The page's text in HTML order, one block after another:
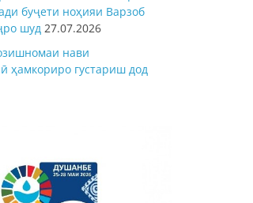
буҷети ноҳияи Варзоб
шуд 27.07.2026
нави
ҳамкориро густариш дод